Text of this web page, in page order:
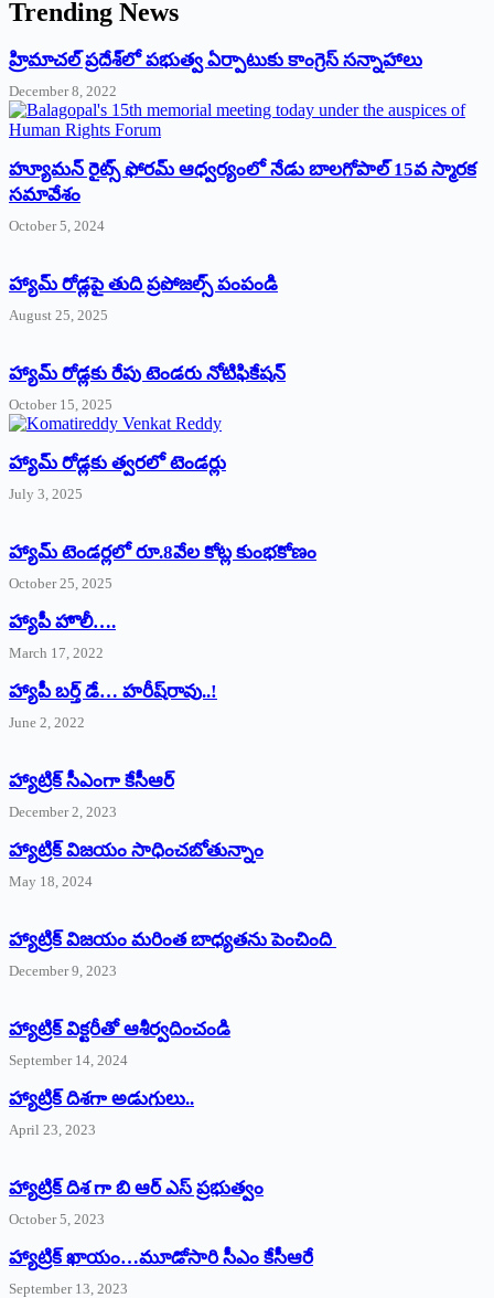
Trending News
‌హ్రిమాచల్‌ ‌ప్రదేశ్‌లో పభుత్వ ఏర్పాటుకు కాంగ్రెస్‌ ‌సన్నాహాలు
December 8, 2022
హ్యూమన్‌ రైట్స్‌ ఫోరమ్‌ ఆధ్వర్యంలో నేడు బాలగోపాల్‌ 15వ స్మారక
సమావేశం
October 5, 2024
హ్యామ్‌ రోడ్లపై తుది ప్రపోజల్స్‌ పంపండి
August 25, 2025
హ్యామ్‌ రోడ్లకు రేపు టెండరు నోటిఫికేషన్‌
October 15, 2025
హ్యామ్‌ రోడ్లకు త్వరలో టెండర్లు
July 3, 2025
హ్యామ్‌ ‌టెండర్లలో రూ.8వేల కోట్ల కుంభకోణం
October 25, 2025
హ్యాపీ హొలీ….
March 17, 2022
హ్యాపీ బర్త్ ‌డే… హరీష్‌రావు..!
June 2, 2022
హ్యాట్రిక్‌ ‌సీఎంగా కేసీఆర్‌
December 2, 2023
హ్యాట్రిక్‌ విజయం సాధించబోతున్నాం
May 18, 2024
హ్యాట్రిక్ విజయం మరింత బాధ్యతను పెంచింది
December 9, 2023
హ్యాట్రిక్‌ ‌విక్టరీతో ఆశీర్వదించండి
September 14, 2024
‌హ్యాట్రిక్‌ ‌దిశగా అడుగులు..
April 23, 2023
హ్యాట్రిక్ దిశ గా బి ఆర్ ఎస్ ప్రభుత్వం
October 5, 2023
హ్యాట్రిక్‌ ‌ఖాయం…మూడోసారి సీఎం కేసీఆరే
September 13, 2023